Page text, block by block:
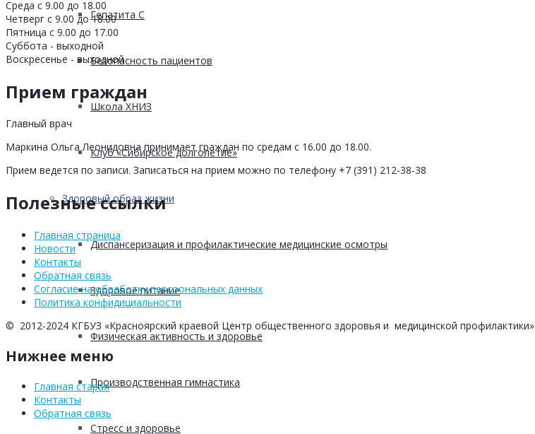
Гепатита С
Безопасность пациентов
Школа ХНИЗ
Клуб «Сибирское долголетие»
Здоровый образ жизни
Диспансеризация и профилактические медицинские осмотры
Здоровое питание
Физическая активность и здоровье
Производственная гимнастика
Стресс и здоровье
Среда с 9.00 до 18.00
Четверг с 9.00 до 18.00
Пятница с 9.00 до 17.00
Суббота - выходной
Воскресенье - выходной
Прием граждан
Главный врач
Маркина Ольга Леонидовна принимает граждан по средам с 16.00 до 18.00.
Прием ведется по записи. Записаться на прием можно по телефону +7 (391) 212-38-38
Полезные ссылки
Главная страница
Новости
Контакты
Обратная связь
Согласие на обработку персоональных данных
Политика конфидициальности
© 2012-2024 КГБУЗ «Красноярский краевой Центр общественного здоровья и медицинской профилактики»
Нижнее меню
Главная старая
Контакты
Обратная связь